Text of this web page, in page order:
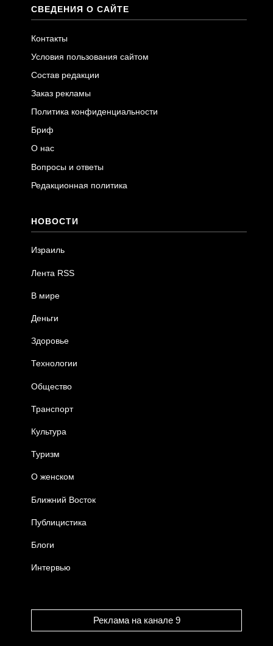
СВЕДЕНИЯ О САЙТЕ
Контакты
Условия пользования сайтом
Состав редакции
Заказ рекламы
Политика конфиденциальности
Бриф
О нас
Вопросы и ответы
Редакционная политика
НОВОСТИ
Израиль
Лента RSS
В мире
Деньги
Здоровье
Технологии
Общество
Транспорт
Культура
Туризм
О женском
Ближний Восток
Публицистика
Блоги
Интервью
Реклама на канале 9